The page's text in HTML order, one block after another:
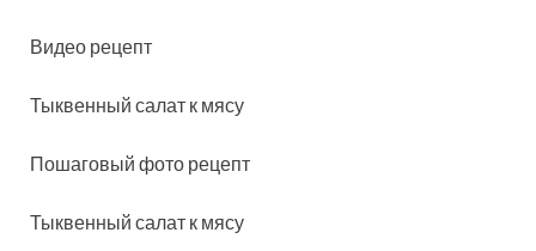
Видео рецепт
Тыквенный салат к мясу
Пошаговый фото рецепт
Тыквенный салат к мясу